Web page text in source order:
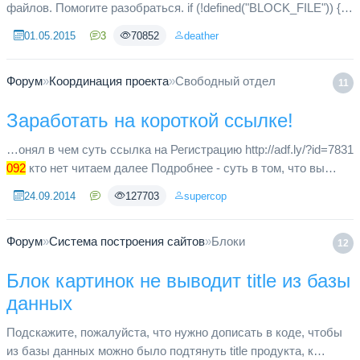
файлов. Помогите разобраться. if (!defined("BLOCK_FILE")) {
01.05.2015 3 70852 deather
11
Форум»Координация проекта»Свободный отдел
Заработать на короткой ссылке!
…онял в чем суть ссылка на Регистрацию http://adf.ly/?id=7831
092 кто нет читаем далее Подробнее - суть в том, что вы
youtube и...
24.09.2014 127703 supercop
12
Форум»Система построения сайтов»Блоки
Блок картинок не выводит title из базы
данных
Подскажите, пожалуйста, что нужно дописать в коде, чтобы
из базы данных можно было подтянуть title продукта, к